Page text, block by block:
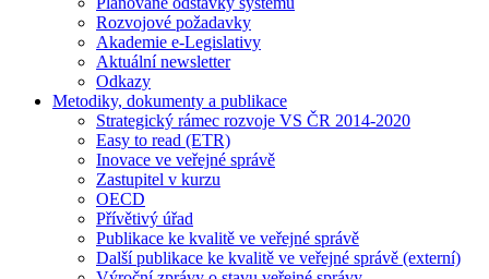
Rozvojové požadavky
Akademie e-Legislativy
Aktuální newsletter
Odkazy
Metodiky, dokumenty a publikace
Strategický rámec rozvoje VS ČR 2014-2020
Easy to read (ETR)
Inovace ve veřejné správě
Zastupitel v kurzu
OECD
Přívětivý úřad
Publikace ke kvalitě ve veřejné správě
Další publikace ke kvalitě ve veřejné správě (externí)